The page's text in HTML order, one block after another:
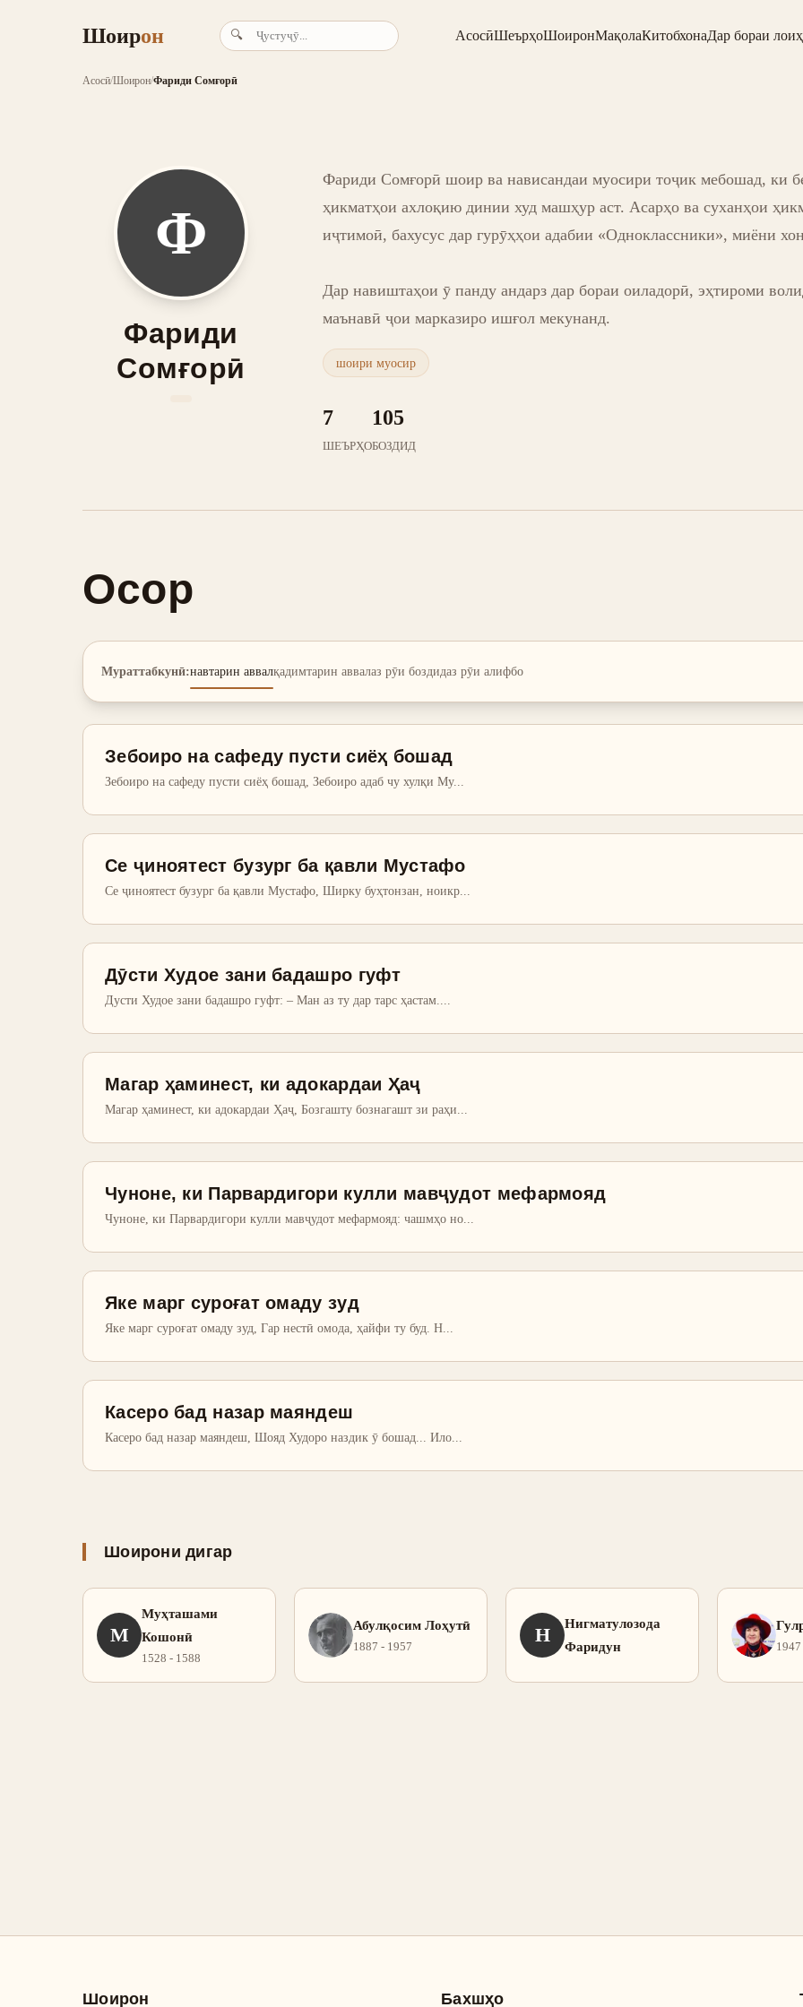
Шоирон 🔍 АсосӣШеърҳоШоиронМақолаКитобхонаДар бораи
Асосӣ/Шоирон/Фариди Сомғорӣ
Ф
Фариди
Сомғорӣ
Фариди Сомғорӣ шоир ва нависандаи муосири тоҷик мебошад, ки
ҳикматҳои ахлоқию динии худ машҳур аст. Асарҳо ва суханҳои
иҷтимоӣ, бахусус дар гурӯҳҳои адабии «Одноклассники», миёни
Дар навиштаҳои ӯ панду андарз дар бораи оиладорӣ, эҳтироми
маънавӣ ҷои марказиро ишғол мекунанд.
шоири муосир
7
ШЕЪРҲО
105
БОЗДИД
Осор
Мураттабкунӣ:навтарин аввалқадимтарин аввалаз рӯи боздидаз рӯи алифбо
Зебоиро на сафеду пусти сиёҳ бошад
Зебоиро на сафеду пусти сиёҳ бошад, Зебоиро адаб чу хулқи Му...
Се ҷиноятест бузург ба қавли Мустафо
Се ҷиноятест бузург ба қавли Мустафо, Ширку буҳтонзан, ноикр
Дӯсти Худое зани бадашро гуфт
Дусти Худое зани бадашро гуфт: – Ман аз ту дар тарс ҳастам.
Магар ҳаминест, ки адокардаи Ҳаҷ
Магар ҳаминест, ки адокардаи Ҳаҷ, Бозгашту бознагашт зи раҳи
Чуноне, ки Парвардигори кулли мавҷудот мефармояд
Чуноне, ки Парвардигори кулли мавҷудот мефармояд: чашмҳо но
Яке марг суроғат омаду зуд
Яке марг суроғат омаду зуд, Гар нестӣ омода, ҳайфи ту буд. Н
Касеро бад назар маяндеш
Касеро бад назар маяндеш, Шояд Худоро наздик ӯ бошад... Ило
Шоирони дигар
М
Муҳташами
Кошонӣ
1528 - 1588
Абулқосим Лоҳутӣ
1887 - 1957
Н
Нигматулозода
Фаридун
1947
Шоирон Бахшҳо